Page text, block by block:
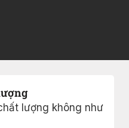
lượng không như